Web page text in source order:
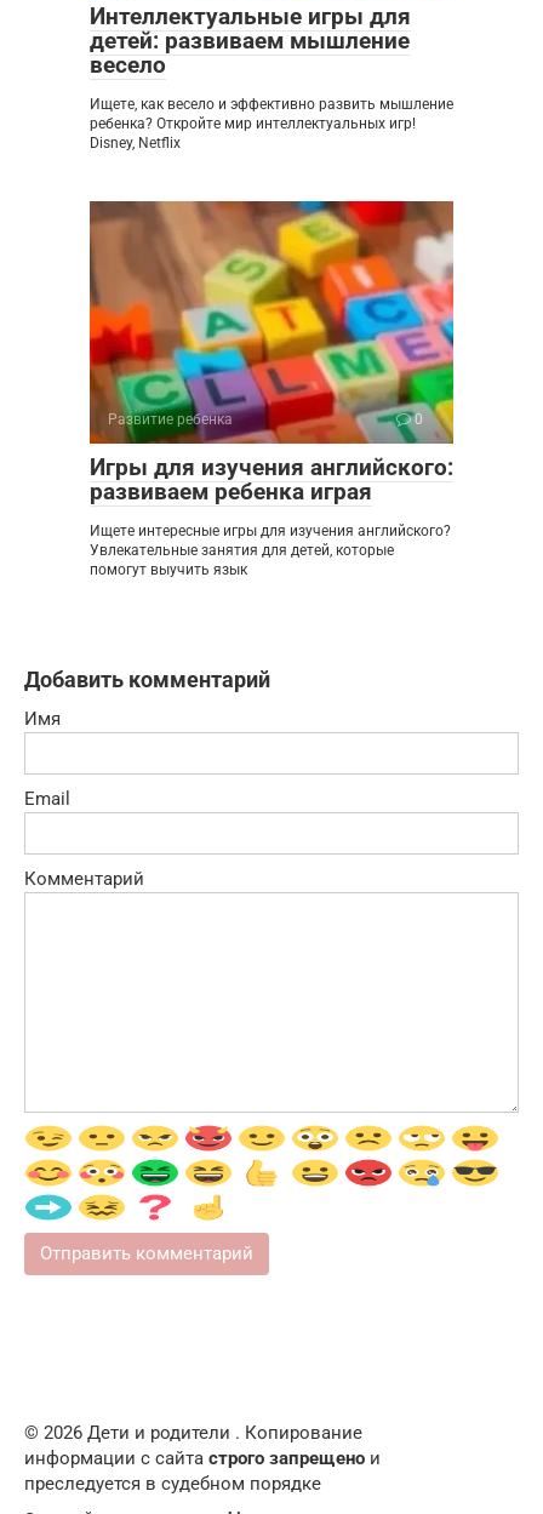
Интеллектуальные игры для
детей: развиваем мышление
весело
Ищете, как весело и эффективно развить мышление
ребенка? Откройте мир интеллектуальных игр!
Disney, Netflix
Развитие ребенка 0
Игры для изучения английского:
развиваем ребенка играя
Ищете интересные игры для изучения английского?
Увлекательные занятия для детей, которые
помогут выучить язык
Добавить комментарий
Имя
Email
Комментарий
© 2026 Дети и родители . Копирование
информации с сайта строго запрещено и
преследуется в судебном порядке